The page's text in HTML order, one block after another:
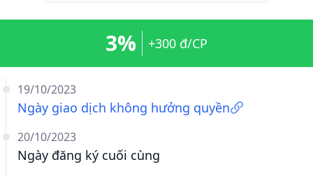
19/10/2023
Ngày giao dịch không hưởng quyền
20/10/2023
Ngày đăng ký cuối cùng
3% +300 đ/CP